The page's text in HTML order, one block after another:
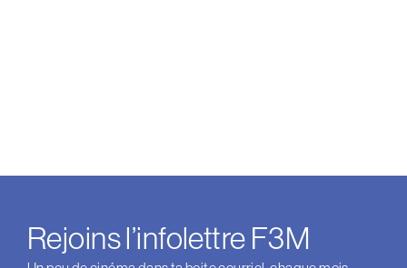
Rejoins l’infolettre F3M